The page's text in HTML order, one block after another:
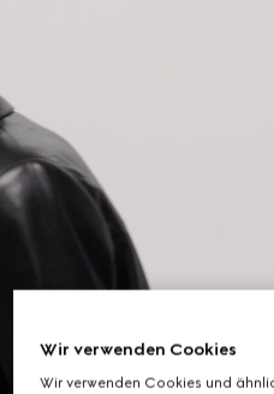
Wir verwenden Cookies
Wir verwenden Cookies und